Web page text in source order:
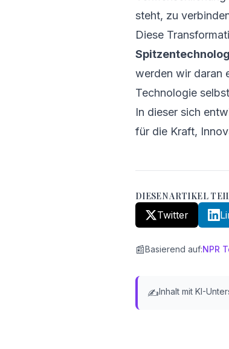
steht, zu
Diese
werden wir daran
Technologie
In dieser sich
für die Kraft,
DIESEN ARTIKEL
Twitter
📰Basierend auf:NPR
✍️Inhalt mit KI-